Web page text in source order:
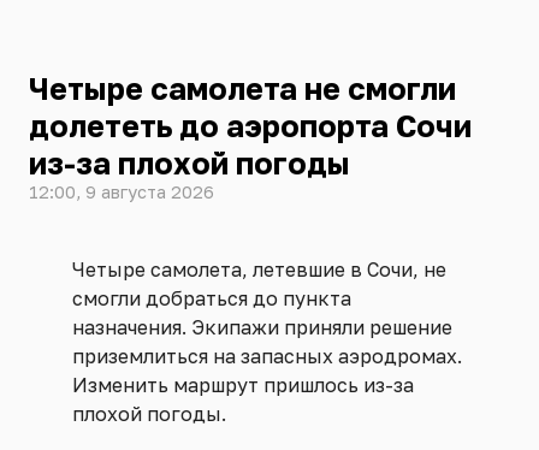
Четыре самолета не смогли
долететь до аэропорта Сочи
из-за плохой погоды
12:00, 9 августа 2026
Четыре самолета, летевшие в Сочи, не
смогли добраться до пункта
назначения. Экипажи приняли решение
приземлиться на запасных аэродромах.
Изменить маршрут пришлось из-за
плохой погоды.